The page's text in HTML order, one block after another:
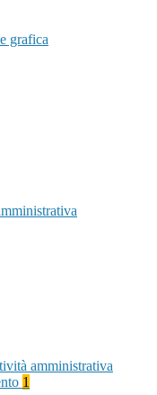
grafica
amministrativa
1